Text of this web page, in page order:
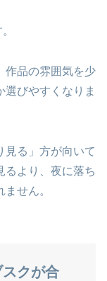
作品の雰囲気を少
選びやすくなりま
見る」方が向いて
るより、夜に落ち
せん。
クが合